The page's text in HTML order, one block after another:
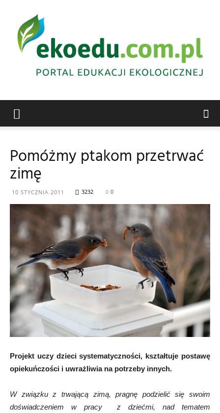
ekologiczna
Pomóżmy ptakom przetrwać
zimę
10 STYCZNIA 2011 3232 0
Projekt uczy dzieci systematyczności, kształtuje postawę
opiekuńczości i uwrażliwia na potrzeby innych.
W związku z trwającą zimą, pragnę podzielić się swoim
doświadczeniem w pracy z dziećmi, nad tematem